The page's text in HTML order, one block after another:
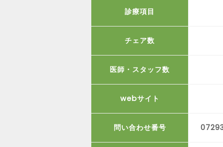
診療項目
チェア数
医師・スタッフ数
webサイト
問い合わせ番号